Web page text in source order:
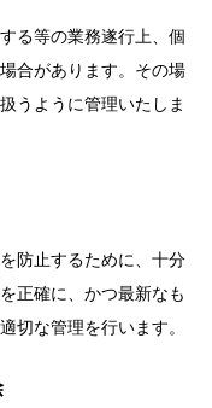
る等の業務遂行上、個
合があります。その場
うように管理いたしま
防止するために、十分
正確に、かつ最新なも
切な管理を行います。